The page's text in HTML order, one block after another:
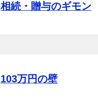
相続・贈与のギモン
103万円の壁